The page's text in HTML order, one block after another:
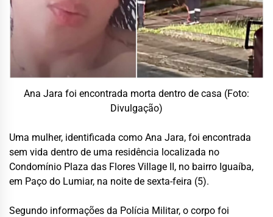
Ana Jara foi encontrada morta dentro de casa (Foto:
Divulgação)
Uma mulher, identificada como Ana Jara, foi encontrada
sem vida dentro de uma residência localizada no
Condomínio Plaza das Flores Village II, no bairro Iguaíba,
em Paço do Lumiar, na noite de sexta-feira (5).
Segundo informações da Polícia Militar, o corpo foi